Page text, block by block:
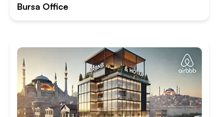
Bursa Office